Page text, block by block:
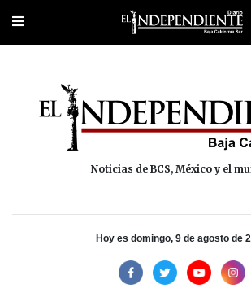
Portada Los Cabos Policiaca
Noticias de BCS, México y el
Hoy es domingo, 9 de agosto de